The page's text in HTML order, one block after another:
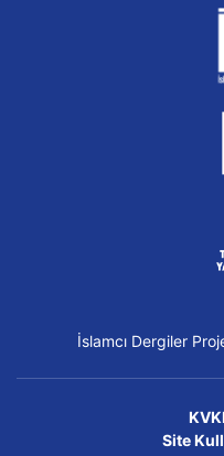
İslamcı Dergiler
Site